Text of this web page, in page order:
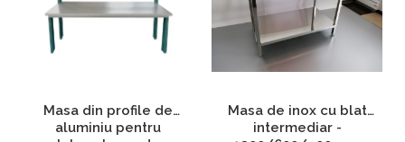
Masa din profile de
aluminiu pentru
Masa de inox cu blat
intermediar -